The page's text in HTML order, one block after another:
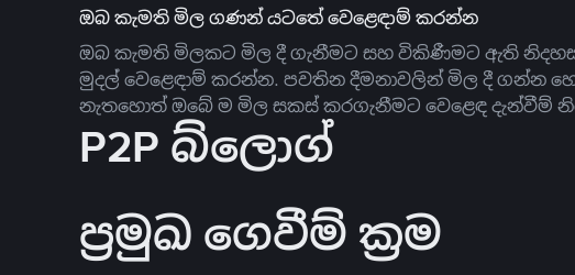
ඔබ කැමති මිල ගණන් යටතේ වෙළෙඳාම් කරන්න
ඔබ කැමති මිලකට මිල දී ගැනීමට සහ විකිණීමට ඇති
මුදල් වෙළෙඳාම් කරන්න. පවතින දීමනාවලින් මිල දී ගන්න
නැතහොත් ඔබේ ම මිල සකස් කරගැනීමට වෙළෙඳ දැන්වීම්
P2P බ්ලොග්
ප්‍රමුඛ ගෙවීම් ක්‍රම